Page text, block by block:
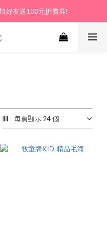
新會員領券送100元!
好友送100元折價券!
新會員領券送100元!
每頁顯示 24 個